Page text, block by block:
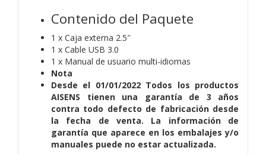
Contenido del Paquete
1 x Caja externa 2.5″
1 x Cable USB 3.0
1 x Manual de usuario multi-idiomas
Nota
Desde el 01/01/2022 Todos los productos
AISENS tienen una garantía de 3 años
contra todo defecto de fabricación desde
la fecha de venta. La información de
garantía que aparece en los embalajes y/o
manuales puede no estar actualizada.